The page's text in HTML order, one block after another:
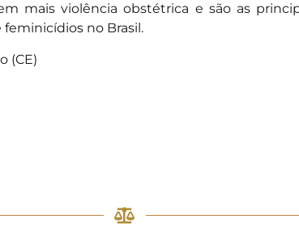
mais violência obstétrica e são as
feminicídios no Brasil.
(CE)